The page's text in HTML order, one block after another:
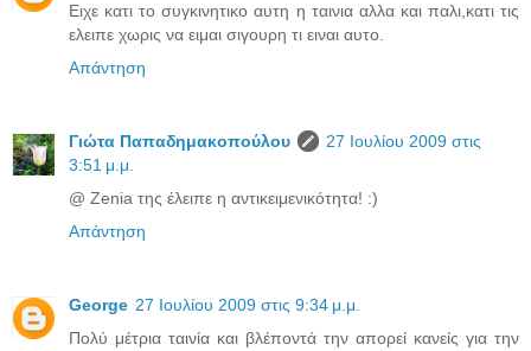
Ειχε κατι το συγκινητικο αυτη η ταινια αλλα και παλι,κατι τις
ελειπε χωρις να ειμαι σιγουρη τι ειναι αυτο.
Απάντηση
Γιώτα Παπαδημακοπούλου
27 Ιουλίου 2009 στις
3:51 μ.μ.
@ Zenia της έλειπε η αντικειμενικότητα! :)
Απάντηση
George 27 Ιουλίου 2009 στις 9:34 μ.μ.
Πολύ μέτρια ταινία και βλέποντά την απορεί κανείς για την